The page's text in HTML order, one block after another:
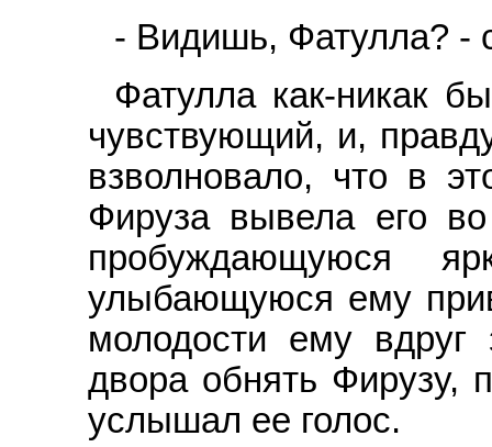
- Видишь, Фатулла? -
Фатулла как-никак
чувствующий, и,
взволновало, что в
Фируза вывела его
пробуждающуюся
улыбающуюся ему
молодости ему вдруг
двора обнять Фирузу,
услышал ее голос.